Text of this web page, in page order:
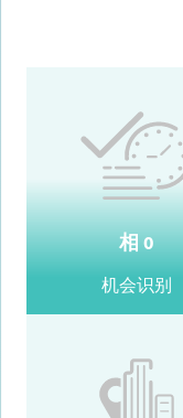
相 0
机会识别